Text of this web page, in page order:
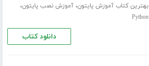
بهترین کتاب آموزش پایتون،آموزش نصب پایتون،
Python
دانلود کتاب